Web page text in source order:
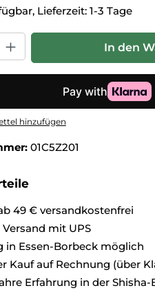
Lieferzeit: 1-3 Tage
Gib den gewünschten
In den
hinzufügen
01C5Z201
49 € versandkostenfrei
mit UPS
in Essen-Borbeck möglich
Kauf auf Rechnung (über
Erfahrung in der Shisha-